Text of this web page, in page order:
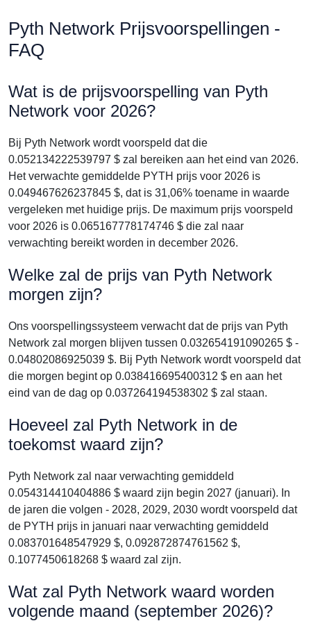
Pyth Network Prijsvoorspellingen -
FAQ
Wat is de prijsvoorspelling van Pyth
Network voor 2026?
Bij Pyth Network wordt voorspeld dat die
0.052134222539797 $ zal bereiken aan het eind van 2026.
Het verwachte gemiddelde PYTH prijs voor 2026 is
0.049467626237845 $, dat is 31,06% toename in waarde
vergeleken met huidige prijs. De maximum prijs voorspeld
voor 2026 is 0.065167778174746 $ die zal naar
verwachting bereikt worden in december 2026.
Welke zal de prijs van Pyth Network
morgen zijn?
Ons voorspellingssysteem verwacht dat de prijs van Pyth
Network zal morgen blijven tussen 0.032654191090265 $ -
0.04802086925039 $. Bij Pyth Network wordt voorspeld dat
die morgen begint op 0.038416695400312 $ en aan het
eind van de dag op 0.037264194538302 $ zal staan.
Hoeveel zal Pyth Network in de
toekomst waard zijn?
Pyth Network zal naar verwachting gemiddeld
0.054314410404886 $ waard zijn begin 2027 (januari). In
de jaren die volgen - 2028, 2029, 2030 wordt voorspeld dat
de PYTH prijs in januari naar verwachting gemiddeld
0.083701648547929 $, 0.092872874761562 $,
0.1077450618268 $ waard zal zijn.
Wat zal Pyth Network waard worden
volgende maand (september 2026)?